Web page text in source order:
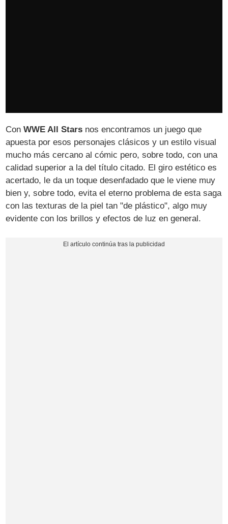
ConWWE All Stars nos encontramos un juego que
apuesta por esos personajes clásicos y un estilo visual
mucho más cercano al cómic pero, sobre todo, con una
calidad superior a la del título citado. El giro estético es
acertado, le da un toque desenfadado que le viene muy
bien y, sobre todo, evita el eterno problema de esta saga
con las texturas de la piel tan "de plástico", algo muy
evidente con los brillos y efectos de luz en general.